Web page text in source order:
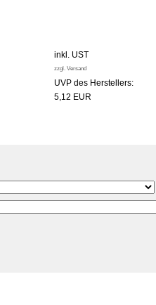
inkl. UST
zzgl. Versand
UVP des Herstellers:
5,12 EUR